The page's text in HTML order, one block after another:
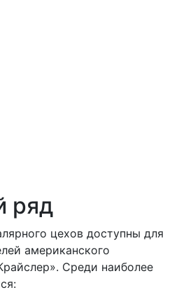
ряд
цехов доступны для
американского
Среди наиболее